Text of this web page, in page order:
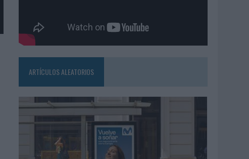
ARTÍCULOS ALEATORIOS